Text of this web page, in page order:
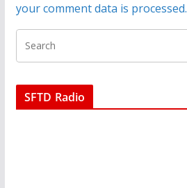
your comment data is processed.
SFTD Radio